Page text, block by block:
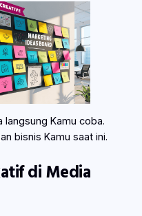
Kamu coba.
bisnis Kamu saat ini.
di Media